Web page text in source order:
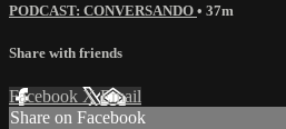
PODCAST: CONVERSANDO • 37m
Share with friends
Facebook XEmail
Share on Facebook